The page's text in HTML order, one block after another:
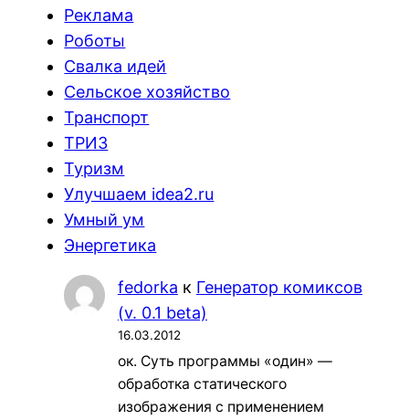
Реклама
Роботы
Свалка идей
Сельское хозяйство
Транспорт
ТРИЗ
Туризм
Улучшаем idea2.ru
Умный ум
Энергетика
fedorka к Генератор комиксов
(v. 0.1 beta)
16.03.2012
ок. Суть программы «один» —
обработка статического
изображения с применением